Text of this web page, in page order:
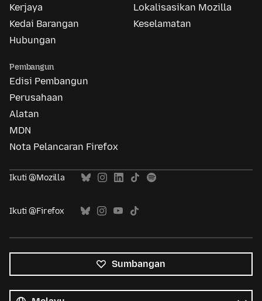
Kerjaya
Kedai Barangan
Hubungan
Lokalisasikan Mozilla
Keselamatan
Pembangun
Edisi Pembangun
Perusahaan
Alatan
MDN
Nota Pelancaran Firefox
Ikuti @Mozilla
Ikuti @Firefox
Sumbangan
bahasa
Bahasa